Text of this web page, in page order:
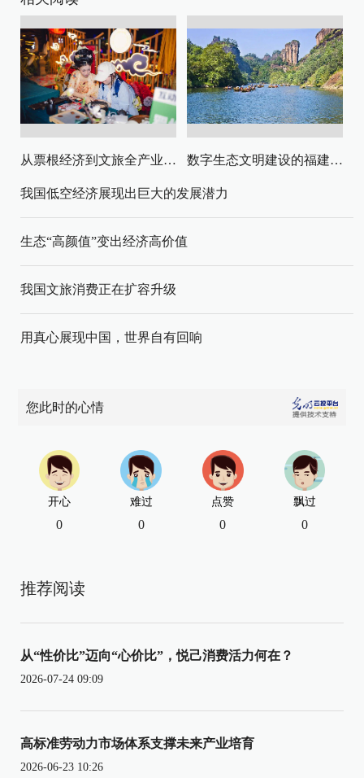
从票根经济到文旅全产业链升级 数字生态文明建设的福建路径与启示
我国低空经济展现出巨大的发展潜力
生态“高颜值”变出经济高价值
我国文旅消费正在扩容升级
用真心展现中国，世界自有回响
您此时的心情
开心
0
难过
0
点赞
0
飘过
0
推荐阅读
从“性价比”迈向“心价比”，悦己消费活力何在？
2026-07-24 09:09
高标准劳动力市场体系支撑未来产业培育
2026-06-23 10:26